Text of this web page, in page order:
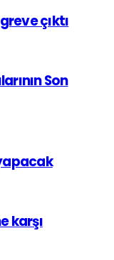
çıktı
Son
karşı